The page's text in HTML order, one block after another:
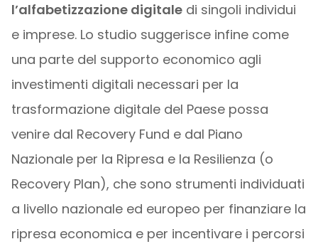
l’alfabetizzazione digitaledi singoli individui
e imprese. Lo studio suggerisce infine come
una parte del supporto economico agli
investimenti digitali necessari per la
trasformazione digitale del Paese possa
venire dal Recovery Fund e dal Piano
Nazionale per la Ripresa e la Resilienza (o
Recovery Plan), che sono strumenti individuati
a livello nazionale ed europeo per finanziare la
ripresa economica e per incentivare i percorsi